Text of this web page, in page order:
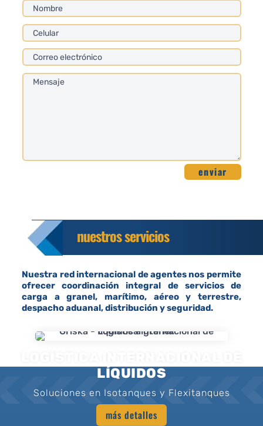
enviar
nuestros servicios
Nuestra red internacional de agentes nos permite
ofrecer coordinación integral de servicios de
carga a granel, marítimo, aéreo y terrestre,
despacho aduanal, distribución y seguridad.
LÍQUIDOS
Soluciones en Isotanques y Flexitanques
más detalles